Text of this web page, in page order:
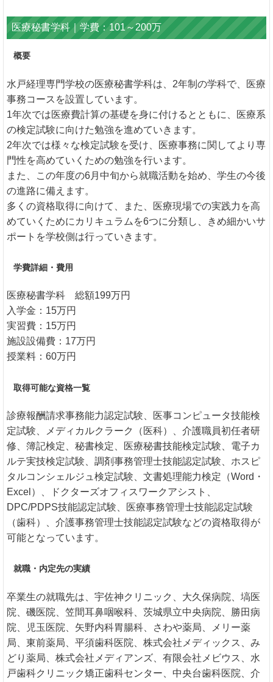
医療秘書学科｜学費：101～200万
概要
水戸経理専門学校の医療秘書学科は、2年制の学科で、医療
事務コースを設置しています。
1年次では医療費計算の基礎を身に付けるとともに、医療系
の検定試験に向けた勉強を進めていきます。
2年次では様々な検定試験を受け、医療事務に関してより専
門性を高めていくための勉強を行います。
また、この年度の6月中旬から就職活動を始め、学生の今後
の進路に備えます。
多くの資格取得に向けて、また、医療現場での実践力を高
めていくためにカリキュラムを6つに分類し、きめ細かいサ
ポートを学校側は行っていきます。
学費詳細・費用
医療秘書学科 総額199万円
入学金：15万円
実習費：15万円
施設設備費：17万円
授業料：60万円
取得可能な資格一覧
診療報酬請求事務能力認定試験、医事コンピュータ技能検
定試験、メディカルクラーク（医科）、介護職員初任者研
修、簿記検定、秘書検定、医療秘書技能検定試験、電子カ
ルテ実技検定試験、調剤事務管理士技能認定試験、ホスピ
タルコンシェルジュ検定試験、文書処理能力検定（Word・
Excel）、ドクターズオフィスワークアシスト、
DPC/PDPS技能認定試験、医療事務管理士技能認定試験
（歯科）、介護事務管理士技能認定試験などの資格取得が
可能となっています。
就職・内定先の実績
卒業生の就職先は、宇佐神クリニック、大久保病院、塙医
院、磯医院、笠間耳鼻咽喉科、茨城県立中央病院、勝田病
院、児玉医院、矢野内科胃腸科、さわや薬局、メリー薬
局、東前薬局、平須歯科医院、株式会社メディックス、み
どり薬局、株式会社メディアンズ、有限会社メビウス、水
戸歯科クリニック矯正歯科センター、中央台歯科医院、介